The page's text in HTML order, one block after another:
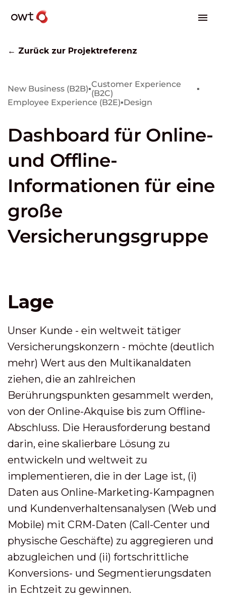
← Zurück zur Projektreferenz
New Business (B2B)▪Customer Experience
(B2C)
▪
Employee Experience (B2E)▪Design
Dashboard für Online-
und Offline-
Informationen für eine
große
Versicherungsgruppe
Lage
Unser Kunde - ein weltweit tätiger
Versicherungskonzern - möchte (deutlich
mehr) Wert aus den Multikanaldaten
ziehen, die an zahlreichen
Berührungspunkten gesammelt werden,
von der Online-Akquise bis zum Offline-
Abschluss. Die Herausforderung bestand
darin, eine skalierbare Lösung zu
entwickeln und weltweit zu
implementieren, die in der Lage ist, (i)
Daten aus Online-Marketing-Kampagnen
und Kundenverhaltensanalysen (Web und
Mobile) mit CRM-Daten (Call-Center und
physische Geschäfte) zu aggregieren und
abzugleichen und (ii) fortschrittliche
Konversions- und Segmentierungsdaten
in Echtzeit zu gewinnen.